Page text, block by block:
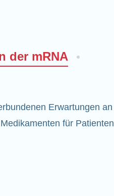
der mRNA
Erwartungen an
für Patienten